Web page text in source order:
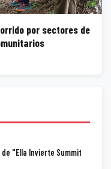
por sectores de
"Ella Invierte Summit